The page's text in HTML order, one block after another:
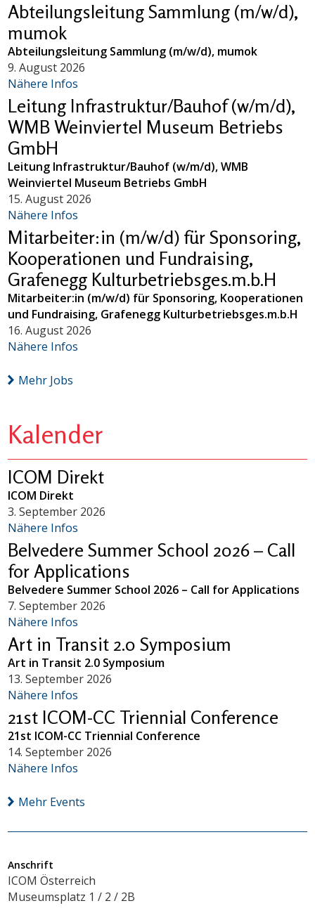
Abteilungsleitung Sammlung (m/w/d),
mumok
Abteilungsleitung Sammlung (m/w/d), mumok
9. August 2026
Nähere Infos
Leitung Infrastruktur/Bauhof (w/m/d),
WMB Weinviertel Museum Betriebs
GmbH
Leitung Infrastruktur/Bauhof (w/m/d), WMB
Weinviertel Museum Betriebs GmbH
15. August 2026
Nähere Infos
Mitarbeiter:in (m/w/d) für Sponsoring,
Kooperationen und Fundraising,
Grafenegg Kulturbetriebsges.m.b.H
Mitarbeiter:in (m/w/d) für Sponsoring, Kooperationen
und Fundraising, Grafenegg Kulturbetriebsges.m.b.H
16. August 2026
Nähere Infos
Mehr Jobs
Kalender
ICOM Direkt
ICOM Direkt
3. September 2026
Nähere Infos
Belvedere Summer School 2026 – Call
for Applications
Belvedere Summer School 2026 – Call for Applications
7. September 2026
Nähere Infos
Art in Transit 2.0 Symposium
Art in Transit 2.0 Symposium
13. September 2026
Nähere Infos
21st ICOM-CC Triennial Conference
21st ICOM-CC Triennial Conference
14. September 2026
Nähere Infos
Mehr Events
Anschrift
ICOM Österreich
Museumsplatz 1 / 2 / 2B